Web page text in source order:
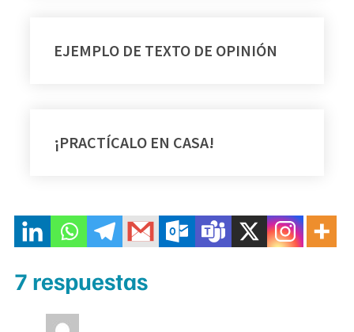
EJEMPLO DE TEXTO DE OPINIÓN
¡PRACTÍCALO EN CASA!
7 respuestas